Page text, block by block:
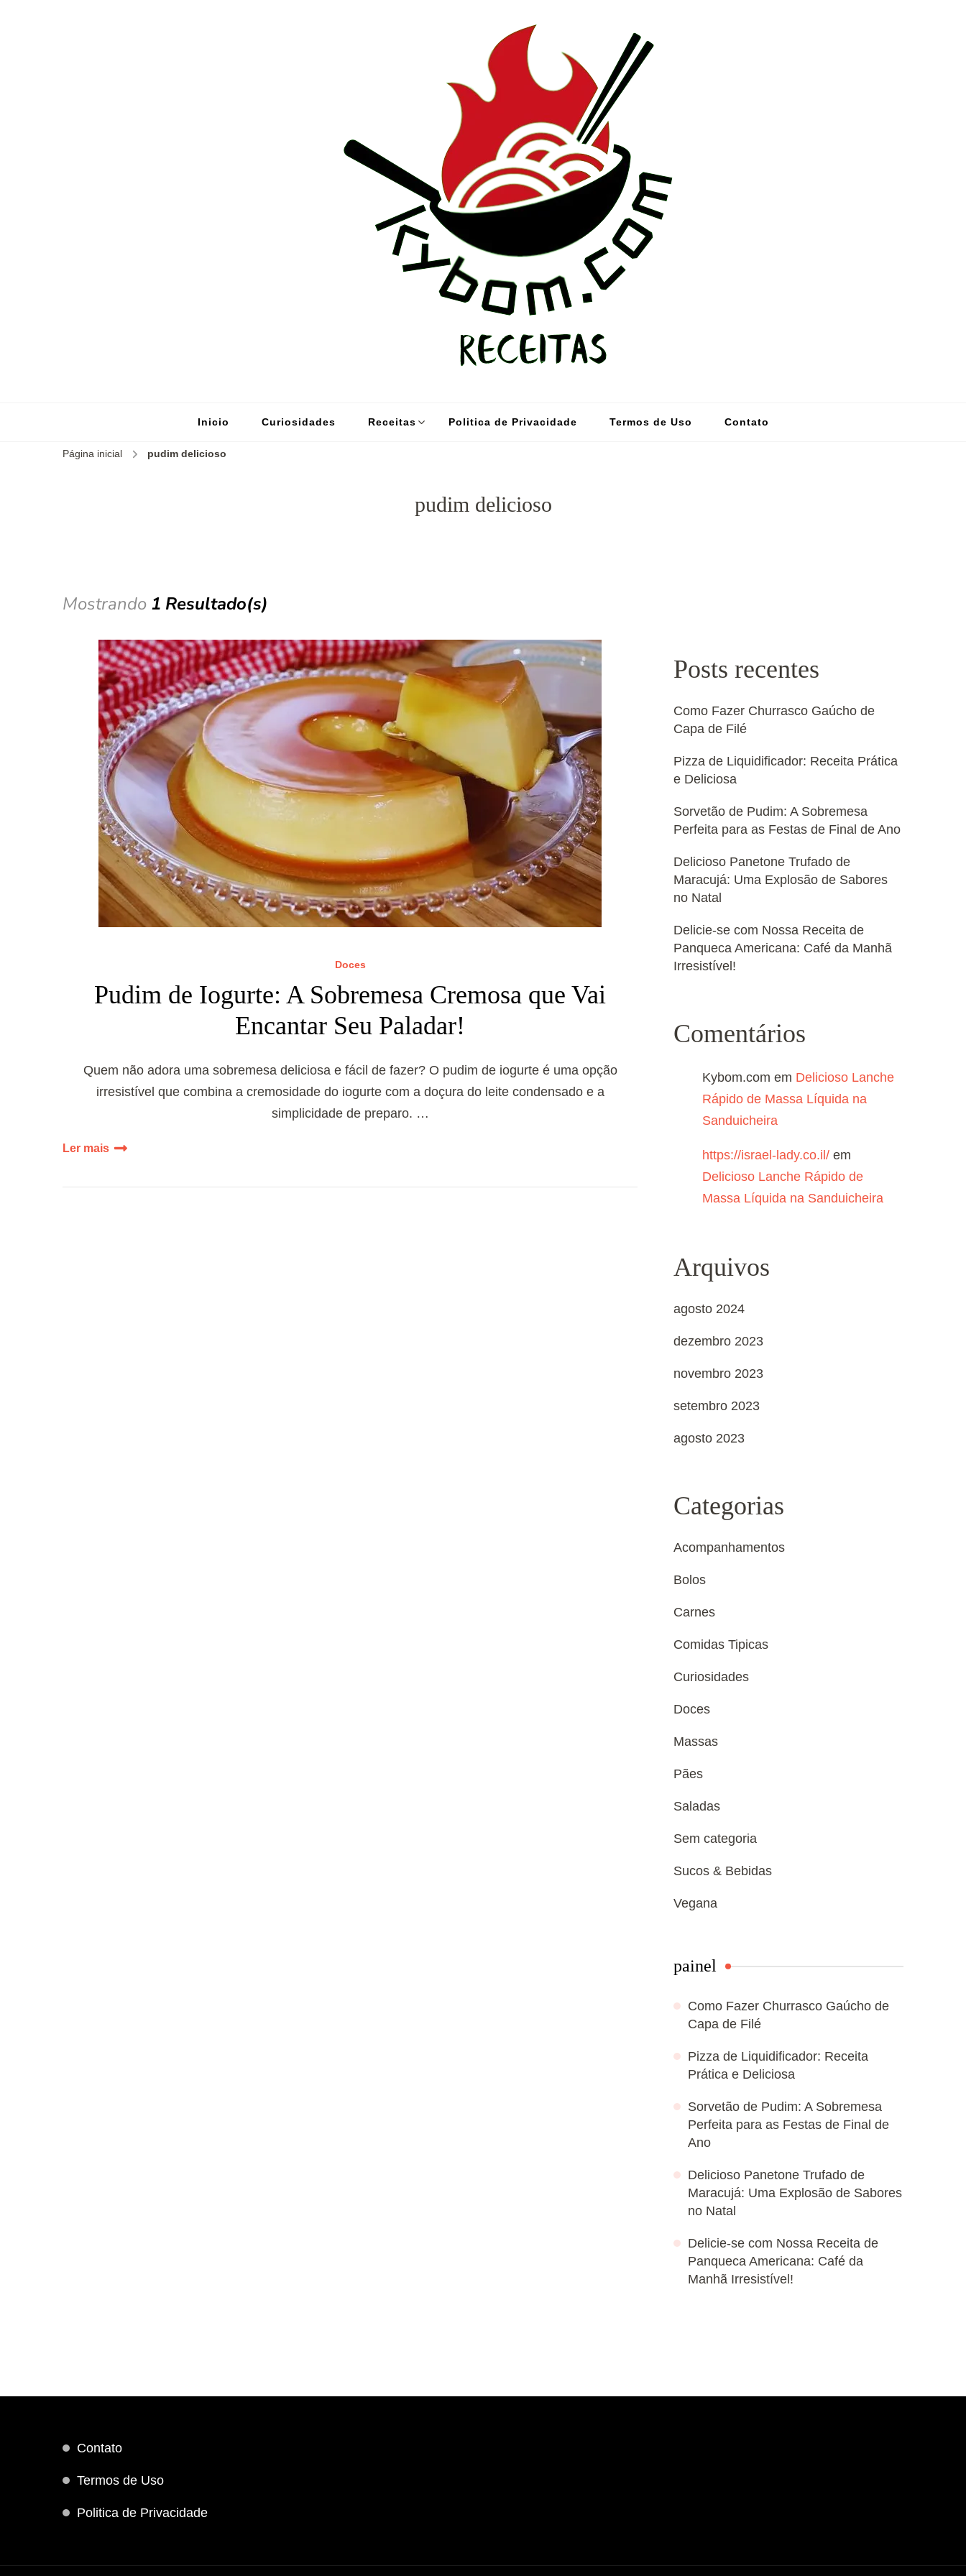
Inicio Curiosidades Receitas Politica de Privacidade Termos de Uso Contato
Página inicial pudim delicioso
pudim delicioso
Mostrando 1 Resultado(s)
Doces
Pudim de Iogurte: A Sobremesa Cremosa que Vai
Encantar Seu Paladar!
Quem não adora uma sobremesa deliciosa e fácil de fazer? O pudim de iogurte é uma opção
irresistível que combina a cremosidade do iogurte com a doçura do leite condensado e a
simplicidade de preparo. …
Ler mais
Posts recentes
Como Fazer Churrasco Gaúcho de
Capa de Filé
Pizza de Liquidificador: Receita Prática
e Deliciosa
Sorvetão de Pudim: A Sobremesa
Perfeita para as Festas de Final de Ano
Delicioso Panetone Trufado de
Maracujá: Uma Explosão de Sabores
no Natal
Delicie-se com Nossa Receita de
Panqueca Americana: Café da Manhã
Irresistível!
Comentários
Kybom.com em Delicioso Lanche
Rápido de Massa Líquida na
Sanduicheira
https://israel-lady.co.il/ em
Delicioso Lanche Rápido de
Massa Líquida na Sanduicheira
Arquivos
agosto 2024
dezembro 2023
novembro 2023
setembro 2023
agosto 2023
Categorias
Acompanhamentos
Bolos
Carnes
Comidas Tipicas
Curiosidades
Doces
Massas
Pães
Saladas
Sem categoria
Sucos & Bebidas
Vegana
painel
Como Fazer Churrasco Gaúcho de
Capa de Filé
Pizza de Liquidificador: Receita
Prática e Deliciosa
Sorvetão de Pudim: A Sobremesa
Perfeita para as Festas de Final de
Ano
Delicioso Panetone Trufado de
Maracujá: Uma Explosão de Sabores
no Natal
Delicie-se com Nossa Receita de
Panqueca Americana: Café da
Manhã Irresistível!
Contato
Termos de Uso
Politica de Privacidade